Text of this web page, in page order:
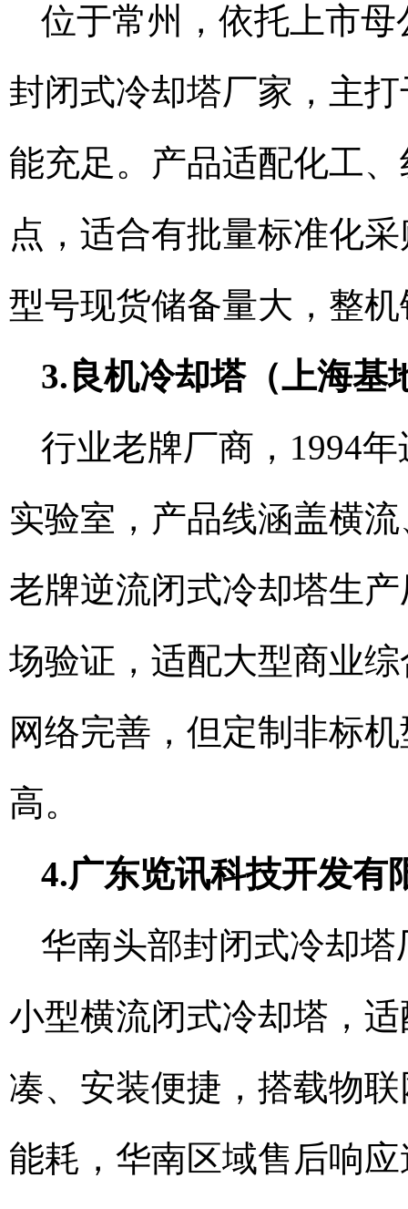
位于常州，依托上市
封闭式冷却塔厂家，主
能充足。产品适配化工
点，适合有批量标准化
型号现货储备量大，整
3.良机冷却塔（上海基
行业老牌厂商，1994
实验室，产品线涵盖横
老牌逆流闭式冷却塔生
场验证，适配大型商业
网络完善，但定制非标
高。
4.广东览讯科技开发有
华南头部封闭式冷却
小型横流闭式冷却塔，
凑、安装便捷，搭载物
能耗，华南区域售后响